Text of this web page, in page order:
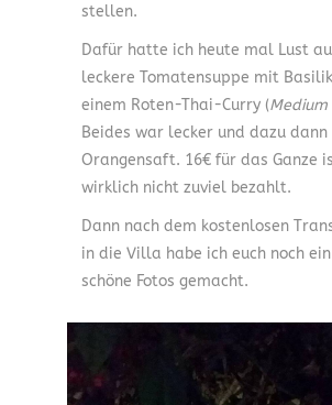
stellen.
Dafür hatte ich heute mal Lust
leckere Tomatensuppe mit
einem Roten-Thai-Curry (Medium
Beides war lecker und dazu dann
Orangensaft. 16€ für das Ganze
wirklich nicht zuviel bezahlt.
Dann nach dem kostenlosen
in die Villa habe ich euch noch
schöne Fotos gemacht.